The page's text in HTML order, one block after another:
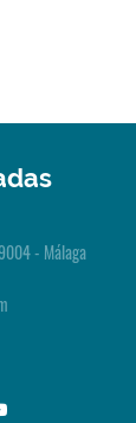
- Málaga